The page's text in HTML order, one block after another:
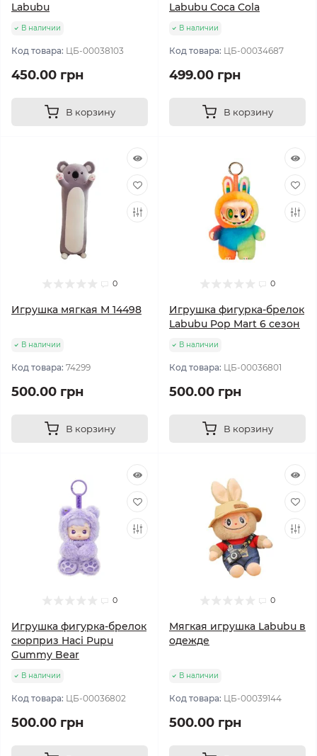
Labubu
В наличии
Код товара: ЦБ-00038103
450.00 грн
В корзину
Labubu Coca Cola
В наличии
Код товара: ЦБ-00034687
499.00 грн
В корзину
0
Игрушка мягкая M 14498
В наличии
Код товара: 74299
500.00 грн
В корзину
0
Игрушка фигурка-брелок
Labubu Pop Mart 6 сезон
В наличии
Код товара: ЦБ-00036801
500.00 грн
В корзину
0
Игрушка фигурка-брелок
сюрприз Haci Pupu
Gummy Bear
В наличии
Код товара: ЦБ-00036802
500.00 грн
0
Мягкая игрушка Labubu в
одежде
В наличии
Код товара: ЦБ-00039144
500.00 грн